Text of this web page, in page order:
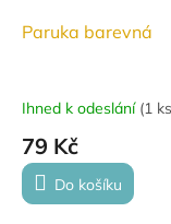
Paruka barevná
Ihned k odeslání (1 ks
79 Kč
Do košíku